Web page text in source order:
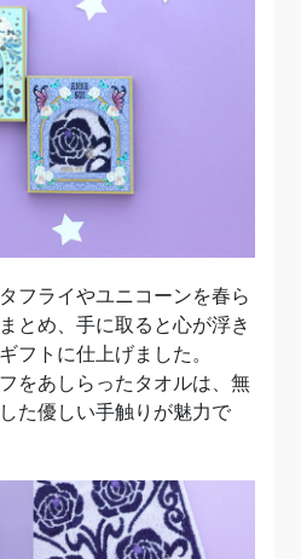
フライやユニコーンを春ら
とめ、手に取ると心が浮き
フトに仕上げました。
をあしらったタオルは、無
た優しい手触りが魅力で